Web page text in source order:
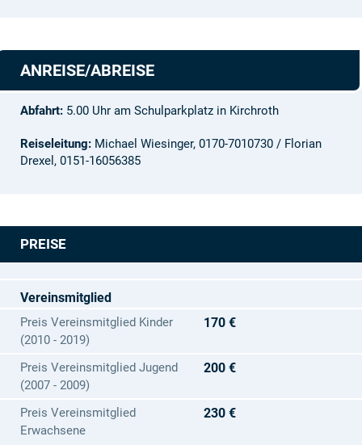
ANREISE/ABREISE
Abfahrt: 5.00 Uhr am Schulparkplatz in Kirchroth
Reiseleitung: Michael Wiesinger, 0170-7010730 / Florian
Drexel, 0151-16056385
PREISE
Vereinsmitglied
Preis Vereinsmitglied Kinder
(2010 - 2019)
170 €
Preis Vereinsmitglied Jugend
(2007 - 2009)
200 €
Preis Vereinsmitglied
Erwachsene
230 €